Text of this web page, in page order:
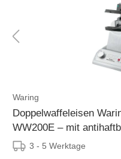
Waring
Doppelwaffeleisen
WW200E – mit
x 432 x (H) 241 mm –
3 - 5 Werktage